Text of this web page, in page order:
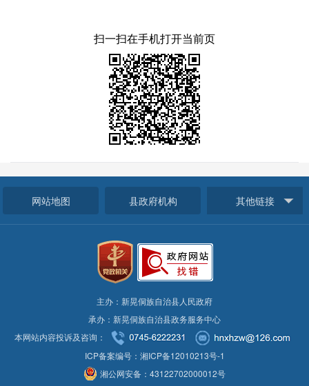
扫一扫在手机打开当前页
网站地图 县政府机构 其他链接
主办：新晃侗族自治县人民政府
承办：新晃侗族自治县政务服务中心
本网站内容投诉及咨询：
ICP备案编号：湘ICP备12010213号-1
湘公网安备：43122702000012号